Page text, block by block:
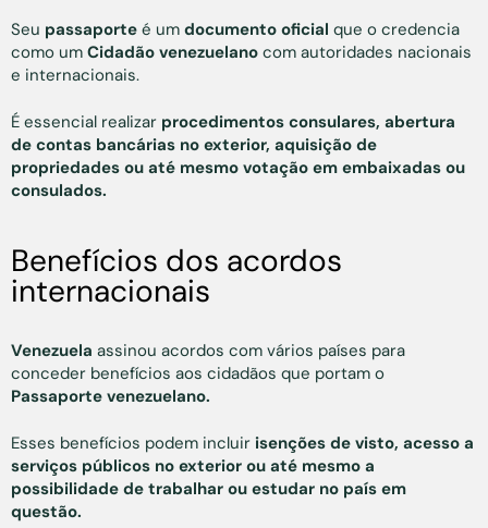
Seu passaporte é um documento oficial que o credencia
como um Cidadão venezuelano com autoridades nacionais
e internacionais.
É essencial realizar procedimentos consulares, abertura
de contas bancárias no exterior, aquisição de
propriedades ou até mesmo votação em embaixadas ou
consulados.
Benefícios dos acordos
internacionais
Venezuela assinou acordos com vários países para
conceder benefícios aos cidadãos que portam o
Passaporte venezuelano.
Esses benefícios podem incluir isenções de visto, acesso a
serviços públicos no exterior ou até mesmo a
possibilidade de trabalhar ou estudar no país em
questão.